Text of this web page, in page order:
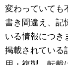
変わっていても
書き間違え、記
いる情報につき
掲載されている